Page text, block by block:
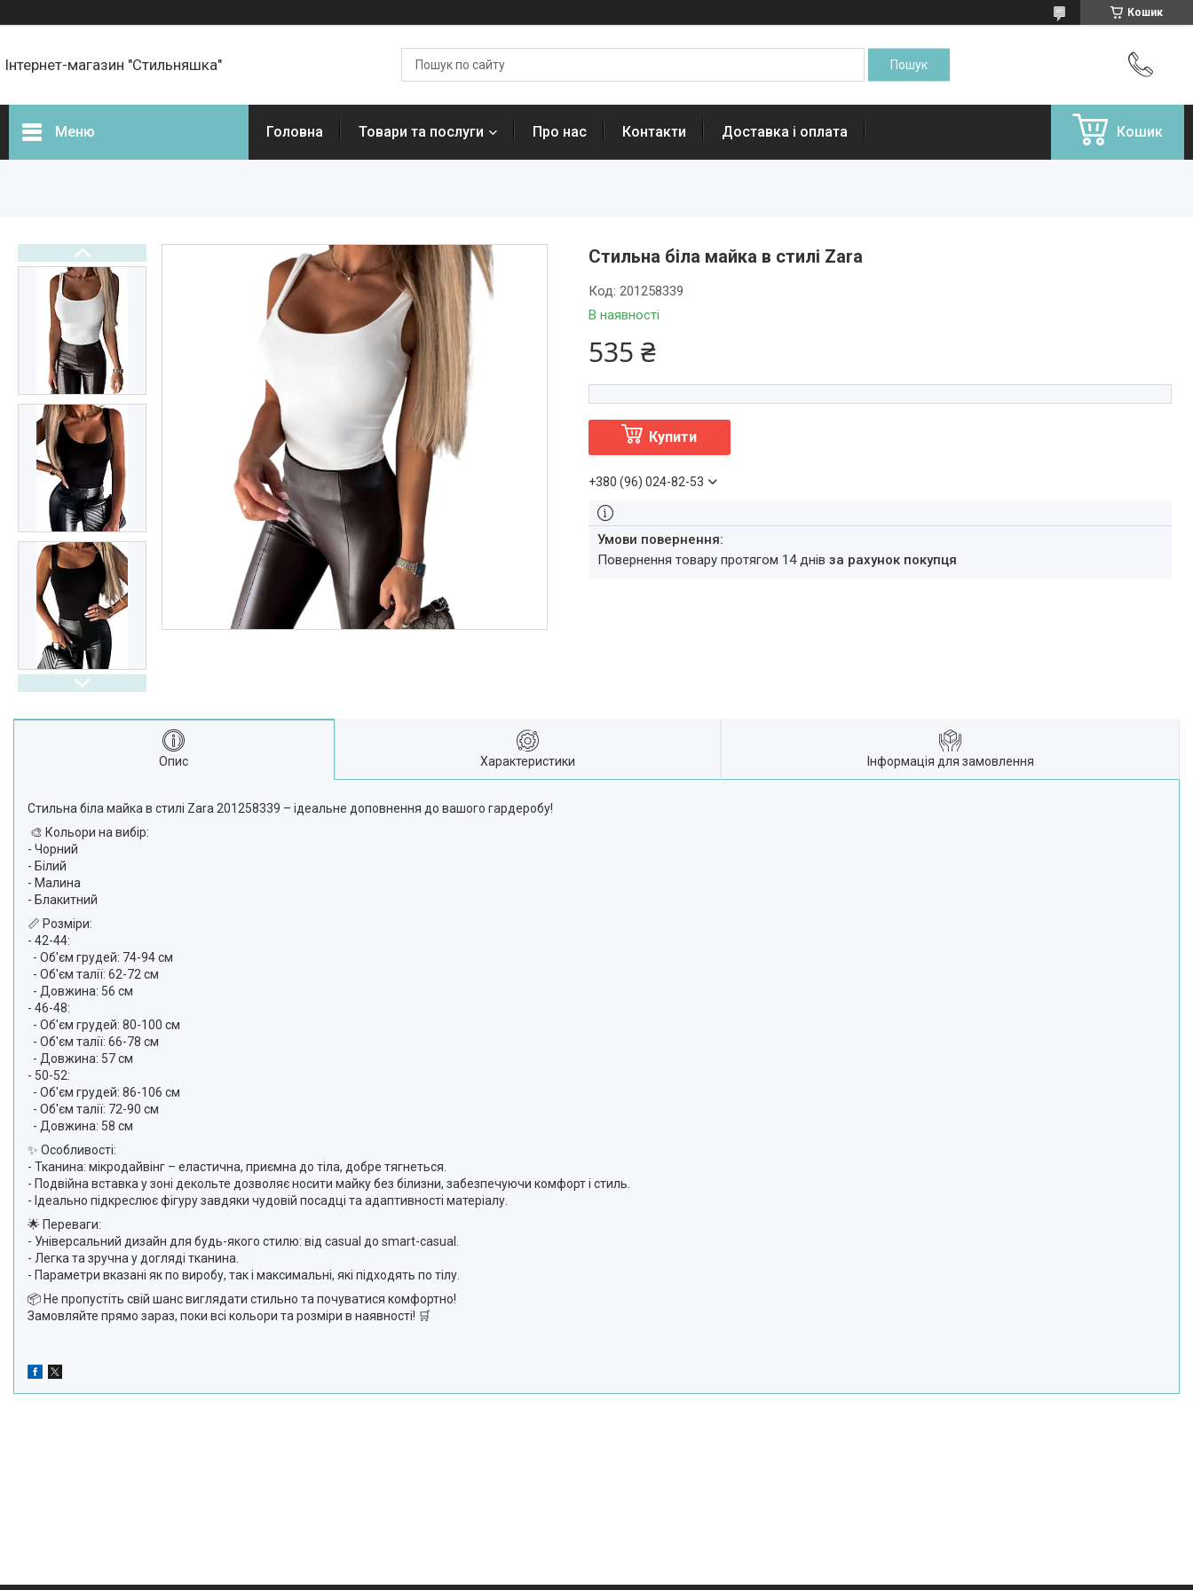
Кошик
Інтернет-магазин "Стильняшка"
Меню
Новини
Статті
Презентації та документи
Онлайн оплата
Про нас
Выдгуки
Часто задавані питання
Доставка і оплата
Головна Товари та послуги Про нас Контакти Доставка і оплата Кошик
Стильна біла майка в стилі Zara
В наявності
Код: 201258339
535 ₴
Купити
+380 (96) 024-82-53
повернення товару протягом 14 днів за рахунок покупця
Опис Характеристики Інформація для замовлення
Стильна біла майка в стилі Zara 201258339 – ідеальне доповнення до вашого гардеробу!
🎨 Кольори на вибір:
- Чорний
- Білий
- Малина
- Блакитний
📏 Розміри:
- 42-44:
- Об'єм грудей: 74-94 см
- Об'єм талії: 62-72 см
- Довжина: 56 см
- 46-48:
- Об'єм грудей: 80-100 см
- Об'єм талії: 66-78 см
- Довжина: 57 см
- 50-52:
- Об'єм грудей: 86-106 см
- Об'єм талії: 72-90 см
- Довжина: 58 см
✨ Особливості:
- Тканина: мікродайвінг – еластична, приємна до тіла, добре тягнеться.
- Подвійна вставка у зоні декольте дозволяє носити майку без білизни, забезпечуючи комфорт і стиль.
- Ідеально підкреслює фігуру завдяки чудовій посадці та адаптивності матеріалу.
🌟 Переваги:
- Універсальний дизайн для будь-якого стилю: від casual до smart-casual.
- Легка та зручна у догляді тканина.
- Параметри вказані як по виробу, так і максимальні, які підходять по тілу.
📦 Не пропустіть свій шанс виглядати стильно та почуватися комфортно!
Замовляйте прямо зараз, поки всі кольори та розміри в наявності! 🛒